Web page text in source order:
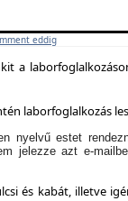
eddig
a
laborfoglalkozás
nyelvű estet
jelezze azt e-
és kabát, illetve